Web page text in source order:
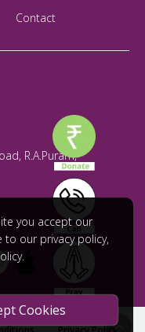
Contact
R.A.Puram,
you accept our
to our privacy policy,
Cookies